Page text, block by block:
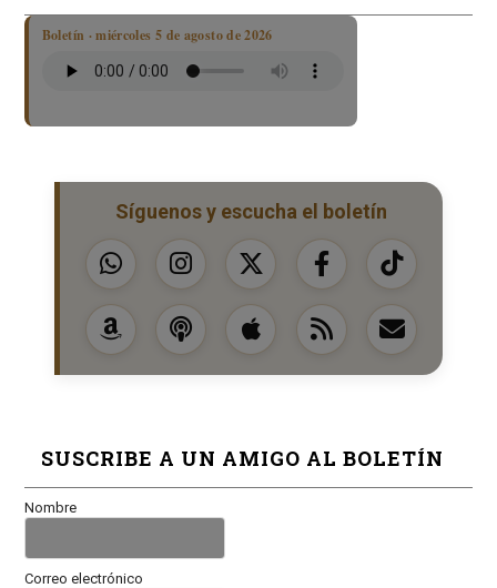
Boletín · miércoles 5 de agosto de 2026
Síguenos y escucha el boletín
SUSCRIBE A UN AMIGO AL BOLETÍN
Nombre
Correo electrónico